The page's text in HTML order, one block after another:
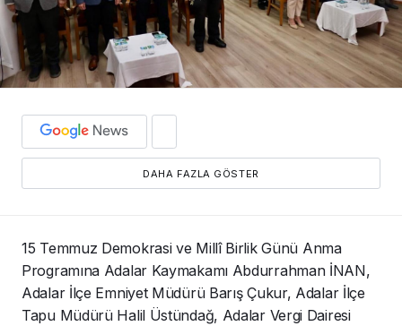
DAHA FAZLA GÖSTER
15 Temmuz Demokrasi ve Millî Birlik Günü Anma
Programına Adalar Kaymakamı Abdurrahman İNAN,
Adalar İlçe Emniyet Müdürü Barış Çukur, Adalar İlçe
Tapu Müdürü Halil Üstündağ, Adalar Vergi Dairesi